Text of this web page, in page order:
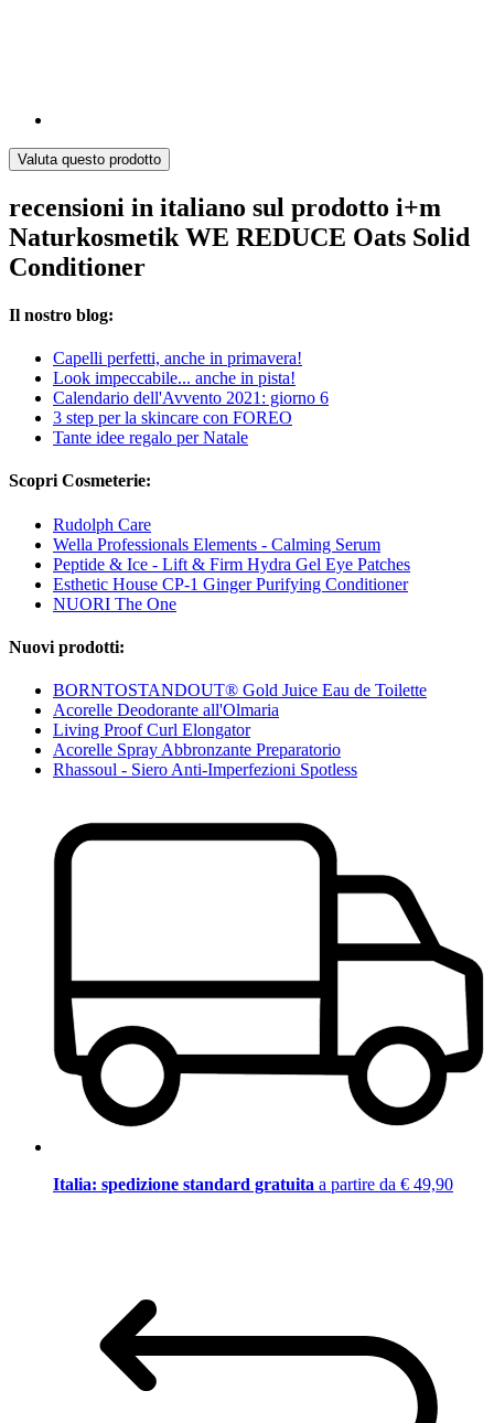
Valuta questo prodotto
recensioni in italiano sul prodotto i+m
Naturkosmetik WE REDUCE Oats Solid
Conditioner
Il nostro blog:
Capelli perfetti, anche in primavera!
Look impeccabile... anche in pista!
Calendario dell'Avvento 2021: giorno 6
3 step per la skincare con FOREO
Tante idee regalo per Natale
Scopri Cosmeterie:
Rudolph Care
Wella Professionals Elements - Calming Serum
Peptide & Ice - Lift & Firm Hydra Gel Eye Patches
Esthetic House CP-1 Ginger Purifying Conditioner
NUORI The One
Nuovi prodotti:
BORNTOSTANDOUT® Gold Juice Eau de Toilette
Acorelle Deodorante all'Olmaria
Living Proof Curl Elongator
Acorelle Spray Abbronzante Preparatorio
Rhassoul - Siero Anti-Imperfezioni Spotless
Italia: spedizione standard gratuita a partire da € 49,90